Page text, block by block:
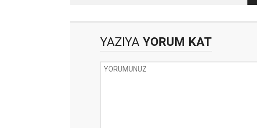
YAZIYA YORUM KAT